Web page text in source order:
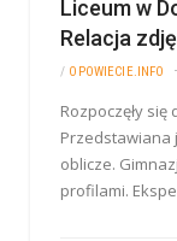
Liceum w
Relacja
/ OPOWIECIE.INFO
Rozpoczęły
Przedstawiana
oblicze.
profilami.